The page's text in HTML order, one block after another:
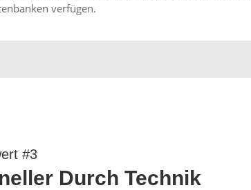
verfügen.
#3
Durch Technik